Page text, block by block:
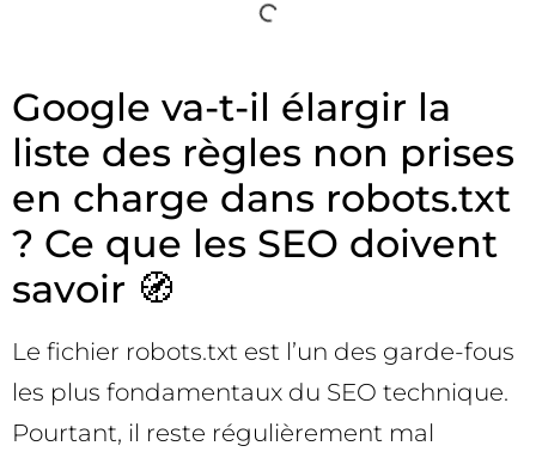
Google va-t-il élargir la
liste des règles non prises
en charge dans robots.txt
? Ce que les SEO doivent
savoir 🧭
Le fichier robots.txt est l’un des garde-fous
les plus fondamentaux du SEO technique.
Pourtant, il reste régulièrement mal